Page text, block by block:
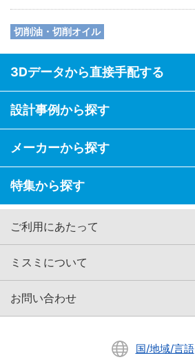
切削油・切削オイル
3Dデータから直接手配する
設計事例から探す
メーカーから探す
特集から探す
ご利用にあたって
ミスミについて
お問い合わせ
国/地域/言語